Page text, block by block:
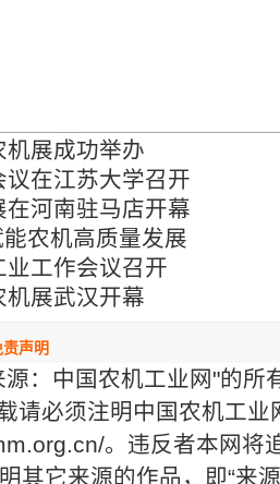
展成功举办
在江苏大学召开
河南驻马店开幕
农机高质量发展
工作会议召开
展武汉开幕
声明
：中国农机工业网"的所
请必须注明中国农机工业
。违反者本网将
其它来源的作品，即“来